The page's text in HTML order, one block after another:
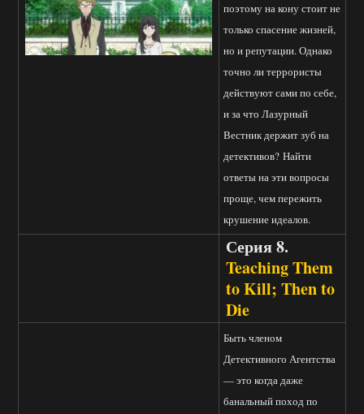
поэтому на кону стоит не
только спасение жизней,
но и репутации. Однако
точно ли террористы
действуют сами по себе,
и за что Лазурный
Вестник держит зуб на
детективов? Найти
ответы на эти вопросы
проще, чем пережить
крушение идеалов.
Серия 8.
Teaching Them
to Kill; Then to
Die
Быть членом
Детективного Агентства
— это когда даже
банальный поход по